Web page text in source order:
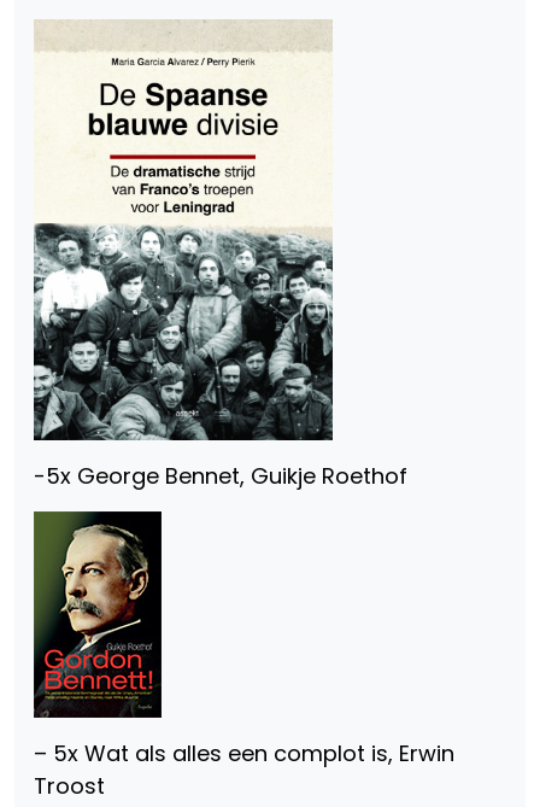
-5x George Bennet, Guikje Roethof
– 5x Wat als alles een complot is, Erwin
Troost